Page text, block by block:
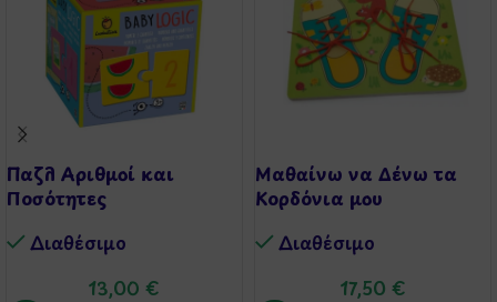
Παζλ Αριθμοί και
Ποσότητες
Διαθέσιμo
13,00 €
Μαθαίνω να Δένω τα
Κορδόνια μου
Διαθέσιμo
17,50 €